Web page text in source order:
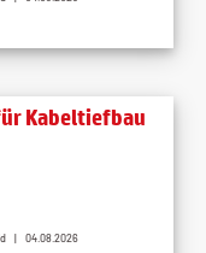
Kabeltiefbau
| 04.08.2026